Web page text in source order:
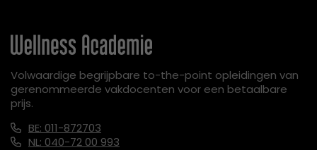
Volwaardige begrijpbare to-the-point opleidingen van
gerenommeerde vakdocenten voor een betaalbare
prijs.
BE: 011-872703
NL: 040-72 00 993